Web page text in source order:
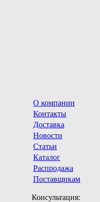
О компании
Контакты
Доставка
Новости
Статьи
Каталог
Распродажа
Поставщикам
Консультация: